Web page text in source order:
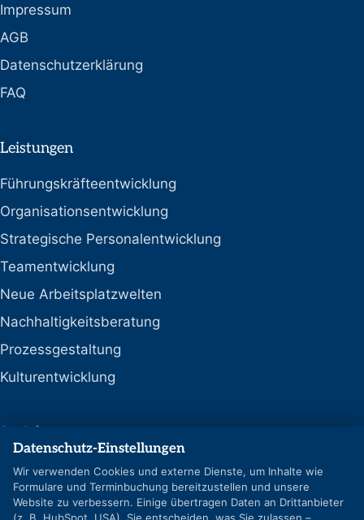
Impressum
AGB
Datenschutzerklärung
FAQ
Leistungen
Führungskräfteentwicklung
Organisationsentwicklung
Strategische Personalentwicklung
Teamentwicklung
Neue Arbeitsplatzwelten
Nachhaltigkeitsberatung
Prozessgestaltung
Kulturentwicklung
Social
LinkedIn
Google-Profil
Datenschutz-Einstellungen
Wir verwenden Cookies und externe Dienste, um Inhalte wie
Formulare und Terminbuchung bereitzustellen und unsere
Website zu verbessern. Einige übertragen Daten an Drittanbieter